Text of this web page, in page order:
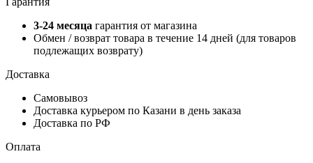
3-24 месяца гарантия от магазина
Обмен / возврат товара в течение 14 дней (для товаров
подлежащих возврату)
Доставка
Самовывоз
Доставка курьером по Казани в день заказа
Доставка по РФ
Оплата